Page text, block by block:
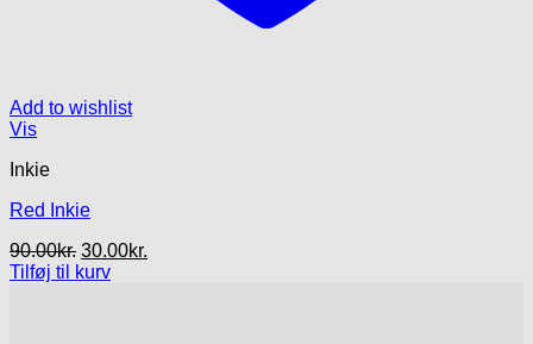
Add to wishlist
Vis
Inkie
Red Inkie
90.00kr. Den
oprindelige
30.00kr.
Tilføj til kurv